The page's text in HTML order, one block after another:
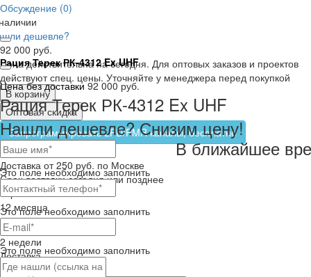
Обсуждение (0)
Рация Терек РК-4312 Ex UHF
Цена без доставки 92 000 руб.
Рация Терек РК-4312 Ex UHF
Нашли дешевле? Снизим цену!
Это поле необходимо заполнить
Это поле необходимо заполнить
Это поле необходимо заполнить
дешевле?
В ближайшее
92 000 руб.
Цена действительна на сегодня. Для оптовых заказов и проектов
действуют спец. цены. Уточняйте у менеджера перед покупкой
В корзину
Оптовая скидка
Запрограммировать LPD/PMR каналы, бесплатно
Самовывоз
Доставка от 250 руб. по Москве
Cрок доставки сегодня или позднее
Гарантия
12 месяца
Обмен и возврат
2 недели
Доставка
по всей России